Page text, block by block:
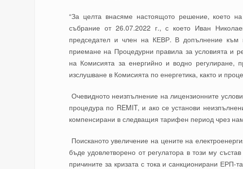
“За целта внасяме настоящото решение, което
събрание от 26.07.2022 г., с което Иван
председател и член на КЕВР. В допълнение
приемане на Процедурни правила за условията и
на Комисията за енергийно и водно регулиране,
изслушване в Комисията по енергетика, както и
Очевидното неизпълнение на лицензионните
процедура по REMIT, и ако се установи
компенсирани в следващия тарифен период чрез
Поисканото увеличение на цените на
бъде удовлетворено от регулатора в този му
причините за кризата с тока и санкционирани ЕРП-